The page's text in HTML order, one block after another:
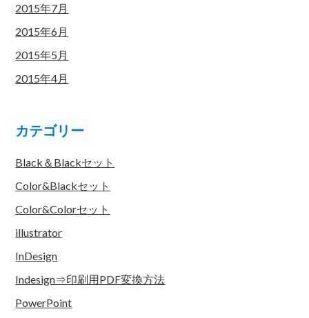
2015年7月
2015年6月
2015年5月
2015年4月
カテゴリー
Black＆Blackセット
Color&Blackセット
Color&Colorセット
illustrator
InDesign
Indesign⇒印刷用PDF変換方法
PowerPoint